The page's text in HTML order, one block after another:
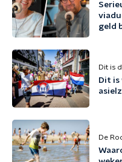
geld
Dit is
Dit is
De